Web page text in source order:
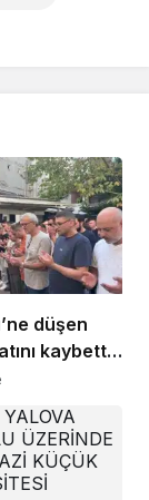
düşen
kaybetti,
toprağa